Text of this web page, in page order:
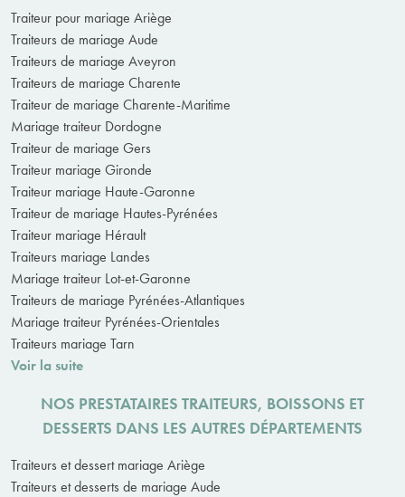
Traiteur pour mariage Ariège
Traiteurs de mariage Aude
Traiteurs de mariage Aveyron
Traiteurs de mariage Charente
Traiteur de mariage Charente-Maritime
Mariage traiteur Dordogne
Traiteur de mariage Gers
Traiteur mariage Gironde
Traiteur mariage Haute-Garonne
Traiteur de mariage Hautes-Pyrénées
Traiteur mariage Hérault
Traiteurs mariage Landes
Mariage traiteur Lot-et-Garonne
Traiteurs de mariage Pyrénées-Atlantiques
Mariage traiteur Pyrénées-Orientales
Traiteurs mariage Tarn
Voir la suite
NOS PRESTATAIRES TRAITEURS, BOISSONS ET
DESSERTS DANS LES AUTRES DÉPARTEMENTS
Traiteurs et dessert mariage Ariège
Traiteurs et desserts de mariage Aude